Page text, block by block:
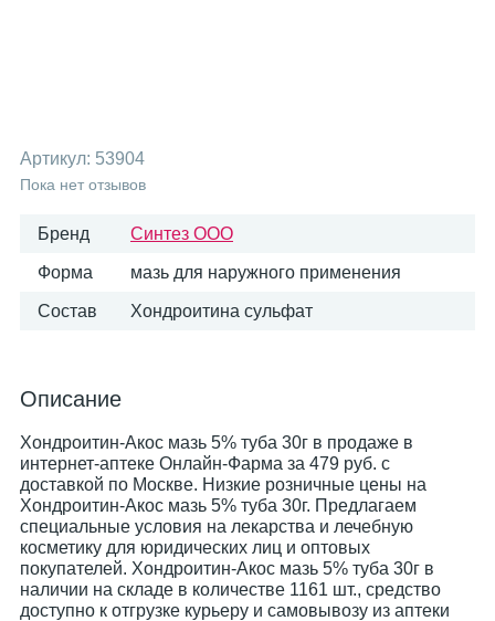
Артикул: 53904
Пока нет отзывов
Бренд Синтез ООО
Форма мазь для наружного применения
Состав Хондроитина сульфат
Описание
Хондроитин-Акос мазь 5% туба 30г в продаже в
интернет-аптеке Онлайн-Фарма за 479 руб. с
доставкой по Москве. Низкие розничные цены на
Хондроитин-Акос мазь 5% туба 30г. Предлагаем
специальные условия на лекарства и лечебную
косметику для юридических лиц и оптовых
покупателей. Хондроитин-Акос мазь 5% туба 30г в
наличии на складе в количестве 1161 шт., средство
доступно к отгрузке курьеру и самовывозу из аптеки